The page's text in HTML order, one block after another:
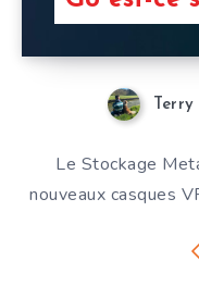
Terry
Le Stockage
nouveaux casques